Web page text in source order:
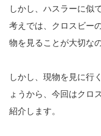
しかし、ハスラーに似
考えでは、クロスビー
物を見ることが大切なの
しかし、現物を見に行
ょうから、今回はクロ
紹介します。